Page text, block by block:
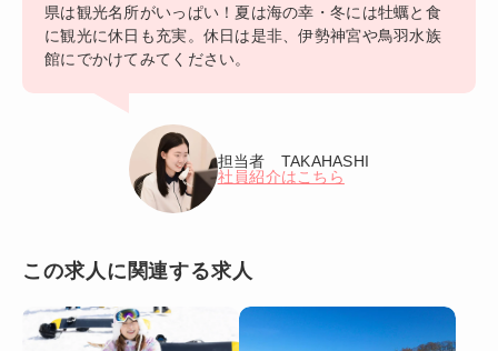
県は観光名所がいっぱい！夏は海の幸・冬には牡蠣と食
に観光に休日も充実。休日は是非、伊勢神宮や鳥羽水族
館にでかけてみてください。
担当者 TAKAHASHI
社員紹介はこちら
この求人に関連する求人